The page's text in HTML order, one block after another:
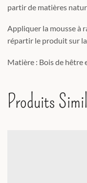
partir de matières
Appliquer la mousse à
répartir le produit sur la
Matière : Bois de hêtre
Produits